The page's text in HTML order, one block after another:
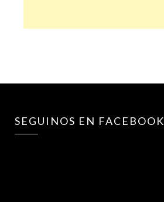
SEGUINOS EN FACEBOOK